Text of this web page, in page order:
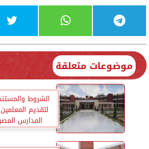
موضوعات متعلقة
الشروط
لتقديم
المدارس